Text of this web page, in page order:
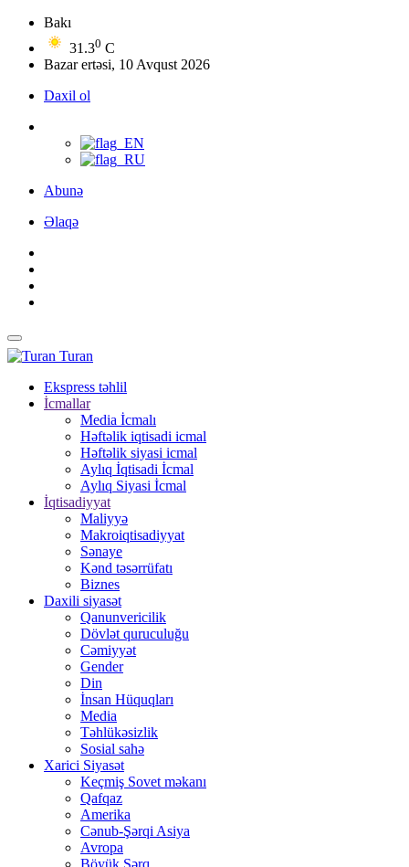
Bakı
31.30 C
Bazar ertəsi, 10 Avqust 2026
Daxil ol
Abunə
Əlaqə
Turan
Ekspress təhlil
İcmallar
Media İcmalı
Həftəlik iqtisadi icmal
Həftəlik siyasi icmal
Aylıq İqtisadi İcmal
Aylıq Siyasi İcmal
İqtisadiyyat
Maliyyə
Makroiqtisadiyyat
Sənaye
Kənd təsərrüfatı
Biznes
Daxili siyasət
Qanunvericilik
Dövlət quruculuğu
Cəmiyyət
Gender
Din
İnsan Hüquqları
Media
Təhlükəsizlik
Sosial sahə
Xarici Siyasət
Keçmiş Sovet məkanı
Qafqaz
Amerika
Cənub-Şərqi Asiya
Avropa
Böyük Şərq